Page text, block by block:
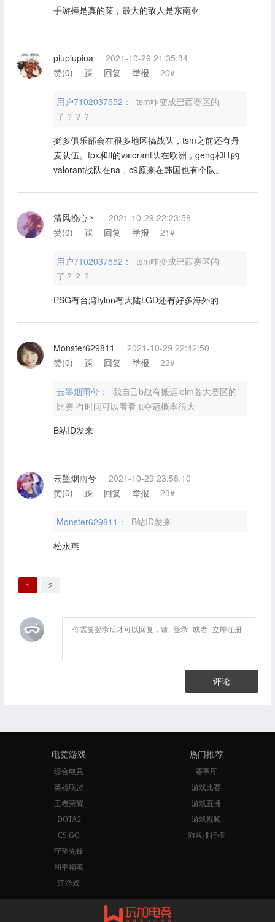
手游棒是真的菜，最大的敌人是东南亚
piupiupiua
2021-10-29 21:35:34
赞(0) 踩 回复 举报 20#
用户7102037552：
tsm咋变成巴西赛区的
了？？？
挺多俱乐部会在很多地区搞战队，tsm之前还有丹
麦队伍。fpx和tl的valorant队在欧洲，geng和t1的
valorant战队在na，c9原来在韩国也有个队。
清风挽心丶
2021-10-29 22:23:56
赞(0) 踩 回复 举报 21#
用户7102037552：
tsm咋变成巴西赛区的
了？？？
PSG有台湾tylon有大陆LGD还有好多海外的
Monster629811
2021-10-29 22:42:50
赞(0) 踩 回复 举报 22#
云墨烟雨兮：
我自己b战有搬运lolm各大赛区的
比赛 有时间可以看看 tt夺冠概率很大
B站ID发来
云墨烟雨兮
2021-10-29 23:58:10
赞(0) 踩 回复 举报 23#
Monster629811：
B站ID发来
松永燕
1 2
你需要登录后才可以回复，请 登录 或者 立即注册
评论
电竞游戏
综合电竞
英雄联盟
王者荣耀
DOTA2
CS:GO
守望先锋
和平精英
泛游戏
热门推荐
赛事库
游戏比赛
游戏直播
游戏视频
游戏排行榜